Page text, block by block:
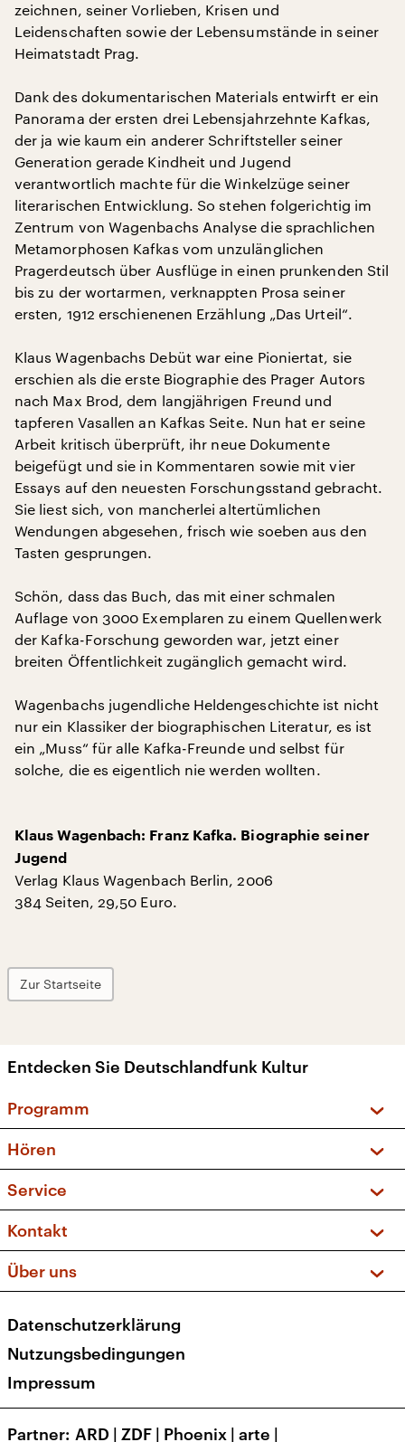
zeichnen, seiner Vorlieben, Krisen und
Leidenschaften sowie der Lebensumstände in seiner
Heimatstadt Prag.
Dank des dokumentarischen Materials entwirft er ein
Panorama der ersten drei Lebensjahrzehnte Kafkas,
der ja wie kaum ein anderer Schriftsteller seiner
Generation gerade Kindheit und Jugend
verantwortlich machte für die Winkelzüge seiner
literarischen Entwicklung. So stehen folgerichtig im
Zentrum von Wagenbachs Analyse die sprachlichen
Metamorphosen Kafkas vom unzulänglichen
Pragerdeutsch über Ausflüge in einen prunkenden Stil
bis zu der wortarmen, verknappten Prosa seiner
ersten, 1912 erschienenen Erzählung „Das Urteil“.
Klaus Wagenbachs Debüt war eine Pioniertat, sie
erschien als die erste Biographie des Prager Autors
nach Max Brod, dem langjährigen Freund und
tapferen Vasallen an Kafkas Seite. Nun hat er seine
Arbeit kritisch überprüft, ihr neue Dokumente
beigefügt und sie in Kommentaren sowie mit vier
Essays auf den neuesten Forschungsstand gebracht.
Sie liest sich, von mancherlei altertümlichen
Wendungen abgesehen, frisch wie soeben aus den
Tasten gesprungen.
Schön, dass das Buch, das mit einer schmalen
Auflage von 3000 Exemplaren zu einem Quellenwerk
der Kafka-Forschung geworden war, jetzt einer
breiten Öffentlichkeit zugänglich gemacht wird.
Wagenbachs jugendliche Heldengeschichte ist nicht
nur ein Klassiker der biographischen Literatur, es ist
ein „Muss“ für alle Kafka-Freunde und selbst für
solche, die es eigentlich nie werden wollten.
Klaus Wagenbach: Franz Kafka. Biographie seiner
Jugend
Verlag Klaus Wagenbach Berlin, 2006
384 Seiten, 29,50 Euro.
Zur Startseite
Entdecken Sie Deutschlandfunk Kultur
Programm
Sendungen und Podcasts
Musikliste
Kakadu – Das Kinderprogramm
Hören
Frequenzen (UKW + DAB+)
Service
FAQ
Apps
Newsletter
Veranstaltungen
Kontakt
Social Media
Über uns
Presse
Karriere
Transparenz
Datenschutzerklärung
Nutzungsbedingungen
Impressum
Partner ARD | ZDF | Phoenix | arte |